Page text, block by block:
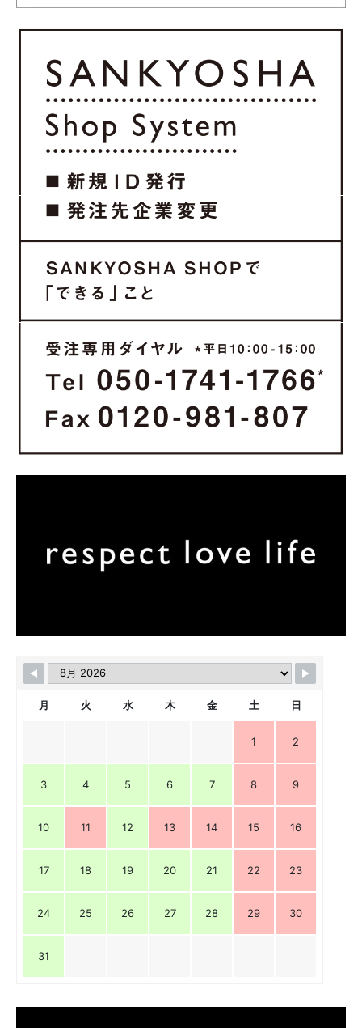
月 火 水 木 金 土 日
1 2
3 4 5 6 7 8 9
10 11 12 13 14 15 16
17 18 19 20 21 22 23
24 25 26 27 28 29 30
31